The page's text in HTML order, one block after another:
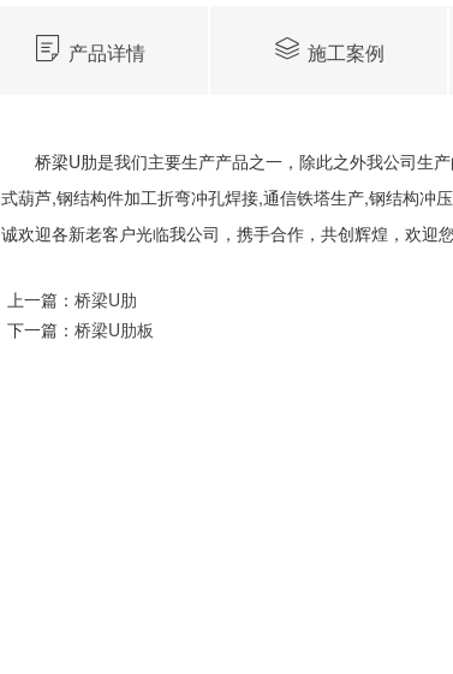
产品详情 施工案例
桥梁U肋是我们主要生产产品之一，除此之外我公司生
式葫芦,钢结构件加工折弯冲孔焊接,通信铁塔生产,钢结构冲
诚欢迎各新老客户光临我公司，携手合作，共创辉煌，欢迎
上一篇： 桥梁U肋
下一篇： 桥梁U肋板